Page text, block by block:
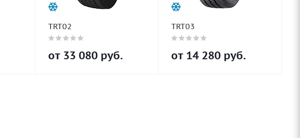
TRT02
от 33 080 руб.
TRT03
от 14 280 руб.